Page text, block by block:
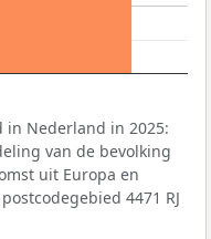
Nederland in 2025:
van de bevolking
uit Europa en
4471 RJ